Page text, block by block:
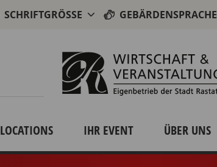
SCHRIFTGRÖSSE GEBÄRDENSPRACHE
LOCATIONS IHR EVENT ÜBER UNS